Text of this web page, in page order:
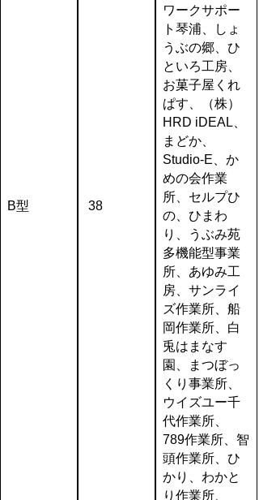
B型 38
ワークサポー
ト琴浦、しょ
うぶの郷、ひ
といろ工房、
お菓子屋くれ
ぱす、（株）
HRD iDEAL、
まどか、
Studio-E、か
めの会作業
所、セルプひ
の、ひまわ
り、うぶみ苑
多機能型事業
所、あゆみ工
房、サンライ
ズ作業所、船
岡作業所、白
兎はまなす
園、まつぼっ
くり事業所、
ウイズユー千
代作業所、
789作業所、智
頭作業所、ひ
かり、わかと
り作業所、